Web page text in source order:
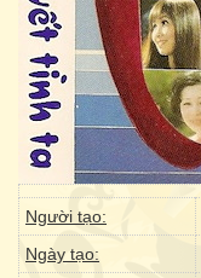
Người tạo:
Ngày tạo: